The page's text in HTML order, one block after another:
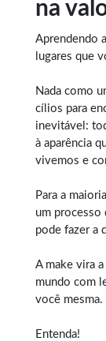
na
Aprendendo
lugares que
Nada como
cílios para
inevitável:
à aparência
vivemos e
Para a
um processo
pode fazer a
A make vira
mundo com
você mesma.
Entenda!